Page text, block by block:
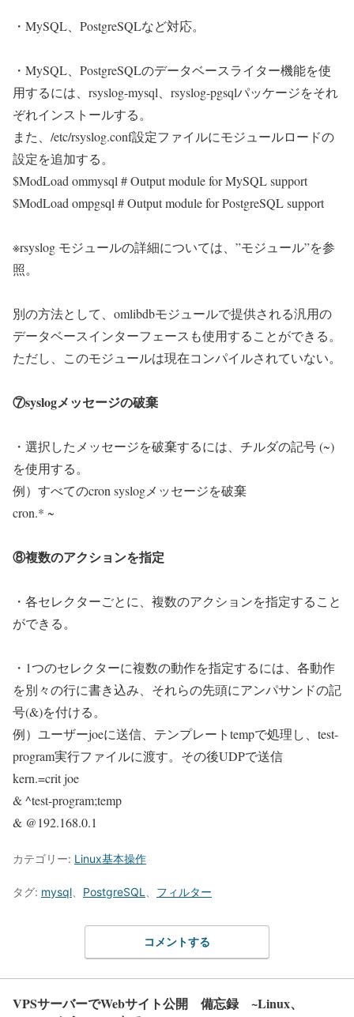
・MySQL、PostgreSQLなど対応。
・MySQL、PostgreSQLのデータベースライター機能を使
用するには、rsyslog-mysql、rsyslog-pgsqlパッケージをそれ
ぞれインストールする。
また、/etc/rsyslog.conf設定ファイルにモジュールロードの
設定を追加する。
$ModLoad ommysql # Output module for MySQL support
$ModLoad ompgsql # Output module for PostgreSQL support
※rsyslog モジュールの詳細については、”モジュール”を参
照。
別の方法として、omlibdbモジュールで提供される汎用の
データベースインターフェースも使用することができる。
ただし、このモジュールは現在コンパイルされていない。
⑦syslogメッセージの破棄
・選択したメッセージを破棄するには、チルダの記号 (~)
を使用する。
例）すべてのcron syslogメッセージを破棄
cron.* ~
⑧複数のアクションを指定
・各セレクターごとに、複数のアクションを指定すること
ができる。
・1つのセレクターに複数の動作を指定するには、各動作
を別々の行に書き込み、それらの先頭にアンパサンドの記
号(&)を付ける。
例）ユーザーjoeに送信、テンプレートtempで処理し、test-
program実行ファイルに渡す。その後UDPで送信
kern.=crit joe
& ^test-program;temp
& @192.168.0.1
カテゴリー: Linux基本操作
タグ: mysql PostgreSQL フィルター
コメントする
VPSサーバーでWebサイト公開 備忘録 ~Linux、